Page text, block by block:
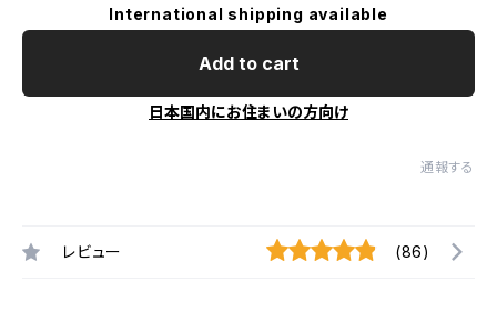
International shipping available
Add to cart
日本国内にお住まいの方向け
通報する
レビュー (86)